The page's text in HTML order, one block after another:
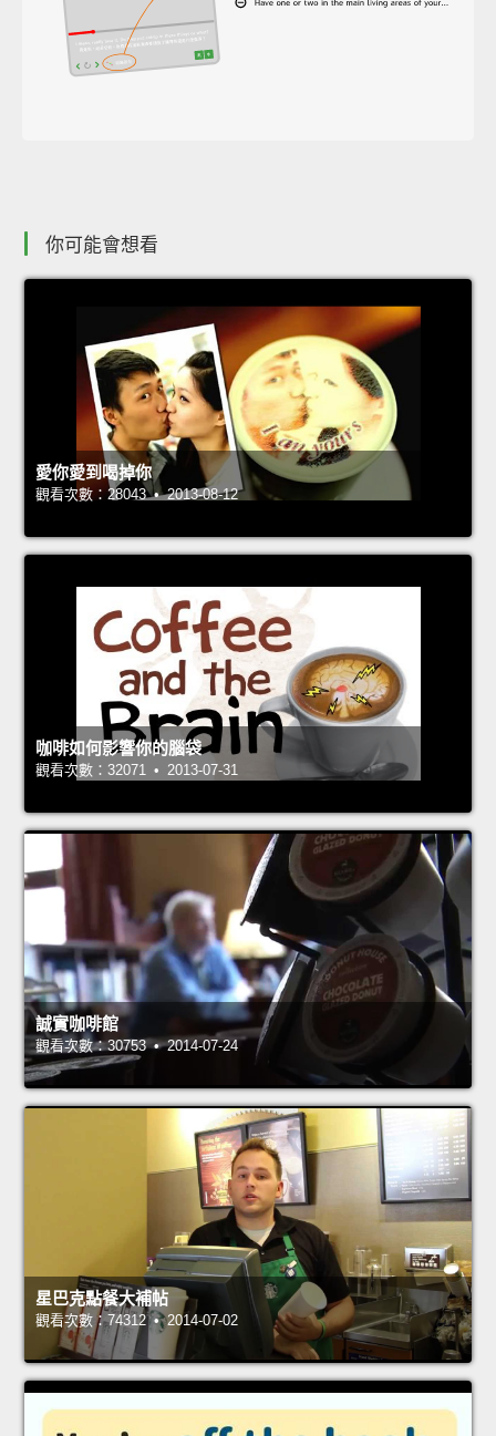
你可能會想看
愛你愛到喝掉你
觀看次數：28043 • 2013-08-12
咖啡如何影響你的腦袋
觀看次數：32071 • 2013-07-31
誠實咖啡館
觀看次數：30753 • 2014-07-24
星巴克點餐大補帖
觀看次數：74312 • 2014-07-02